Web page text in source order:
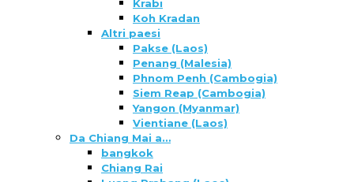
Krabi
Koh Kradan
Altri paesi
Pakse (Laos)
Penang (Malesia)
Phnom Penh (Cambogia)
Siem Reap (Cambogia)
Yangon (Myanmar)
Vientiane (Laos)
Da Chiang Mai a…
bangkok
Chiang Rai